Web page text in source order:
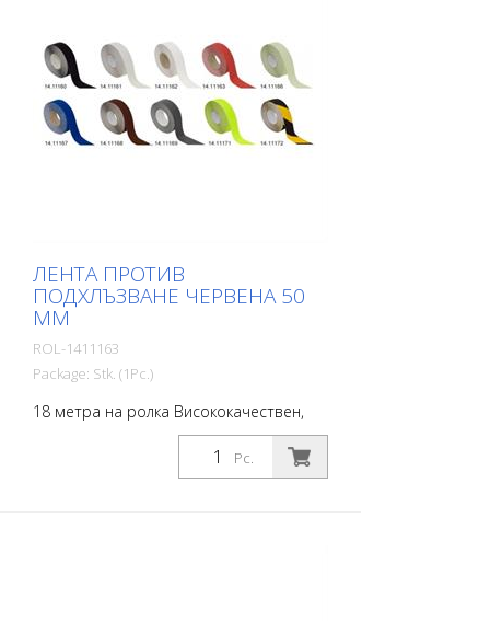
ЛЕНТА ПРОТИВ
ПОДХЛЪЗВАНЕ ЧЕРВЕНА 50
ММ
ROL-1411163
Package: Stk. (1Pc.)
18 метра на ролка Висококачествен,
самозалепващ се, плосък материал с
максимално сцепление и отлична
конформност. Идеален за полагане
Pc.